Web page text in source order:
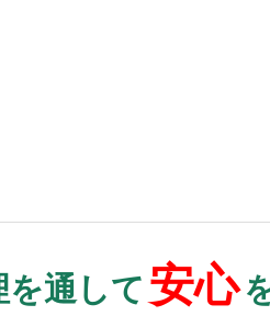
通して安心